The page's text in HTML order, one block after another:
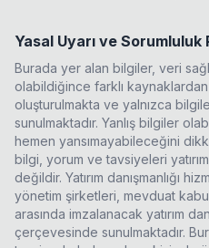
Yasal Uyarı ve Sorumluluk
Burada yer alan bilgiler, veri
olabildiğince farklı
oluşturulmakta ve yalnızca
sunulmaktadır. Yanlış bilgiler
hemen yansımayabileceğini
bilgi, yorum ve tavsiyeleri yatırım
değildir. Yatırım danışmanlığı
yönetim şirketleri, mevduat
arasında imzalanacak yatırım
çerçevesinde sunulmaktadır.